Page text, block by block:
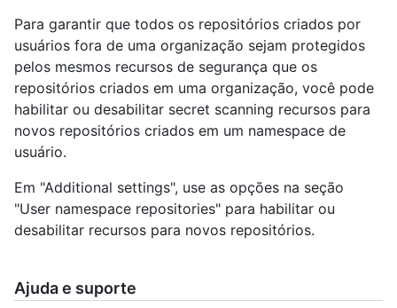
Para garantir que todos os repositórios criados por
usuários fora de uma organização sejam protegidos
pelos mesmos recursos de segurança que os
repositórios criados em uma organização, você pode
habilitar ou desabilitar secret scanning recursos para
novos repositórios criados em um namespace de
usuário.
Em "Additional settings", use as opções na seção
"User namespace repositories" para habilitar ou
desabilitar recursos para novos repositórios.
Ajuda e suporte